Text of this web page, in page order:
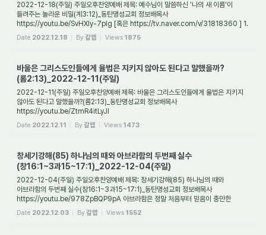
2022-12-18(주일) 주일오후찬양예배 제목: 예수님이 말씀하신 '나의 새 이름'이
들려주는 놀라운 비밀(계3:12)_동탄명성교회 정보배목사
https://youtu.be/SvHXly-7plg [혹은 https://tv.naver.com/v/31818360 ] 1.
들어가며 성경은 계시들의 기록이다. 그것은...
Date 2022.12.18 By갈렙 Views 1875
바울은 그리스도인들에게 율법은 지키지 않아도 된다고 말했을까?
(롬2:13)_2022-12-11(주일)
2022-12-11(주일) 주일오후찬양예배 제목: 바울은 그리스도인들에게 율법은 지키지
않아도 된다고 말했을까?(롬2:13)_동탄명성교회 정보배목사
https://youtu.be/ZtmR4itLyJI
Date 2022.12.11 By갈렙 Views 1473
창세기강해(85) 하나님의 때와 아브라함의 두번째 실수
(창16:1~3과15~17:1)_2022-12-04(주일)
2022-12-04(주일) 주일오후찬양예배 제목: 창세기강해(85) 하나님의 때와
아브라함의 두번째 실수(창16:1~3과15~17:1)_동탄명성교회 정보배목사
https://youtu.be/978ZpBQP9pA 아브라함은 정말 처음부터 믿음이 충만한
사람이었을까? 그래서 갈대아 우르를 떠...
Date 2022.12.03 By갈렙 Views 1552